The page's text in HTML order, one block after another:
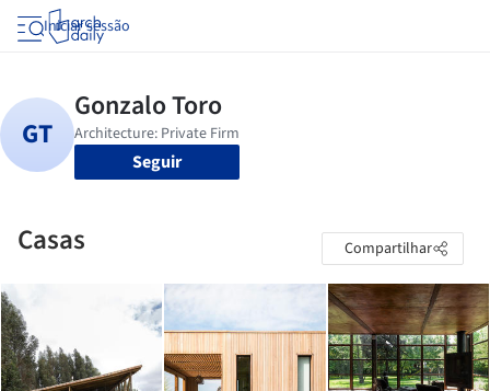
Iniciar sessão
Seguir
Casas Compartilhar